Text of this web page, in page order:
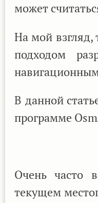
может
На мой взгляд,
подходом
В данной
программе
Очень часто
текущем